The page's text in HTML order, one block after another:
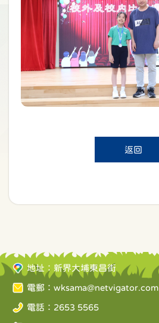
返回
地址：新界大埔東昌街
電郵： wksama@netvigator.com
電話：2653 5565